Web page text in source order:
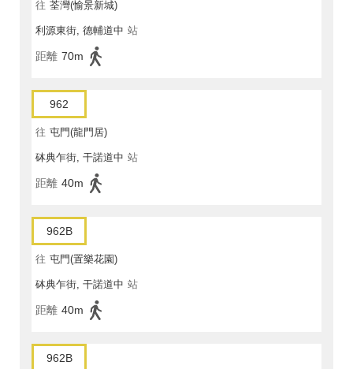
往 荃灣(愉景新城)
利源東街, 德輔道中 站
距離 70m
962
往 屯門(龍門居)
砵典乍街, 干諾道中 站
距離 40m
962B
往 屯門(置樂花園)
砵典乍街, 干諾道中 站
距離 40m
962B